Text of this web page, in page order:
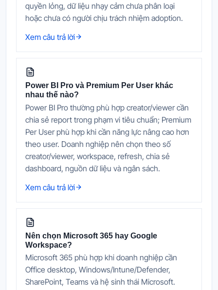
quyền lỏng, dữ liệu nhạy cảm chưa phân loại
hoặc chưa có người chịu trách nhiệm adoption.
Xem câu trả lời
Power BI Pro và Premium Per User khác
nhau thế nào?
Power BI Pro thường phù hợp creator/viewer cần
chia sẻ report trong phạm vi tiêu chuẩn; Premium
Per User phù hợp khi cần năng lực nâng cao hơn
theo user. Doanh nghiệp nên chọn theo số
creator/viewer, workspace, refresh, chia sẻ
dashboard, nguồn dữ liệu và ngân sách.
Xem câu trả lời
Nên chọn Microsoft 365 hay Google
Workspace?
Microsoft 365 phù hợp khi doanh nghiệp cần
Office desktop, Windows/Intune/Defender,
SharePoint, Teams và hệ sinh thái Microsoft.